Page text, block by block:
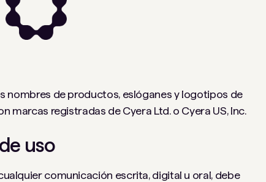
nombres de productos, eslóganes y logotipos de
marcas registradas de Cyera Ltd. o Cyera US, Inc.
uso
comunicación escrita, digital u oral, debe